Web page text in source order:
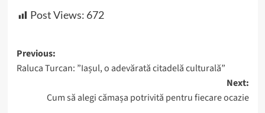
Post Views: 672
Post
navigation
Previous:
Raluca Turcan: ”Iașul, o adevărată citadelă culturală”
Next:
Cum să alegi cămașa potrivită pentru fiecare ocazie